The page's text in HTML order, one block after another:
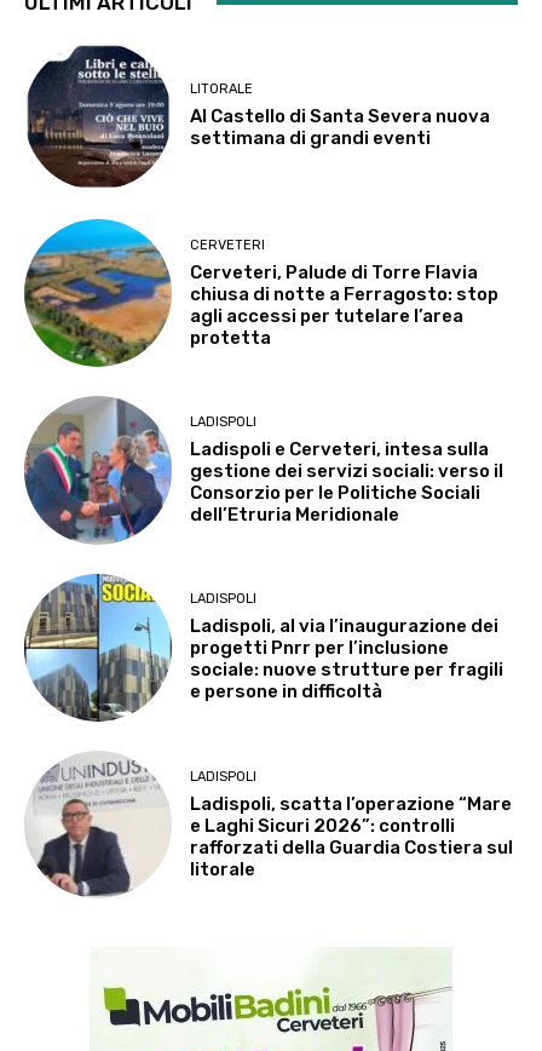
LITORALE
Al Castello di Santa Severa nuova
settimana di grandi eventi
CERVETERI
Cerveteri, Palude di Torre Flavia
chiusa di notte a Ferragosto: stop
agli accessi per tutelare l’area
protetta
LADISPOLI
Ladispoli e Cerveteri, intesa sulla
gestione dei servizi sociali: verso il
Consorzio per le Politiche Sociali
dell’Etruria Meridionale
LADISPOLI
Ladispoli, al via l’inaugurazione dei
progetti Pnrr per l’inclusione
sociale: nuove strutture per fragili
e persone in difficoltà
LADISPOLI
Ladispoli, scatta l’operazione “Mare
e Laghi Sicuri 2026”: controlli
rafforzati della Guardia Costiera sul
litorale